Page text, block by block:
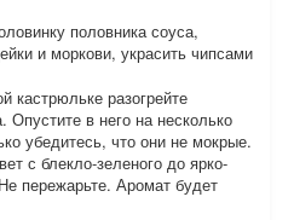
половника соуса,
и моркови, украсить чипсами
кастрюльке разогрейте
Опустите в него на несколько
убедитесь, что они не мокрые.
с блекло-зеленого до ярко-
пережарьте. Аромат будет